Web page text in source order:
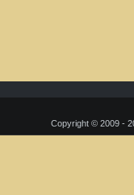
Copyright © 2009 -